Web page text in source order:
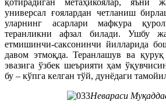
қотирадиган метаҳикоялар, яъни
универсал ғоялардан четланиш
уларнинг асарлари мафкура
теранликни афзал билади. Ушбу
етмишинчи-саксонинчи йилларида
давом этмоқда. Теранлашув ва
эвазига ўзбек шеърияти ҳам
бу – кўпга келган тўй, дунёдаги
Невараси